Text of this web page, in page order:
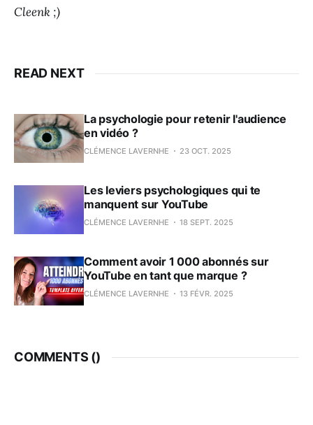
Cleenk ;)
READ NEXT
La psychologie pour retenir l'audience
en vidéo ?
CLÉMENCE LAVERNHE 23 OCT. 2025
Les leviers psychologiques qui te
manquent sur YouTube
CLÉMENCE LAVERNHE 18 SEPT. 2025
Comment avoir 1 000 abonnés sur
YouTube en tant que marque ?
CLÉMENCE LAVERNHE 13 FÉVR. 2025
COMMENTS ()